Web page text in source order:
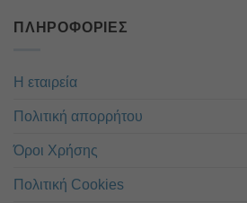
ΠΛΗΡΟΦΟΡΊΕΣ
Η εταιρεία
Πολιτική απορρήτου
Όροι Χρήσης
Πολιτική Cookies